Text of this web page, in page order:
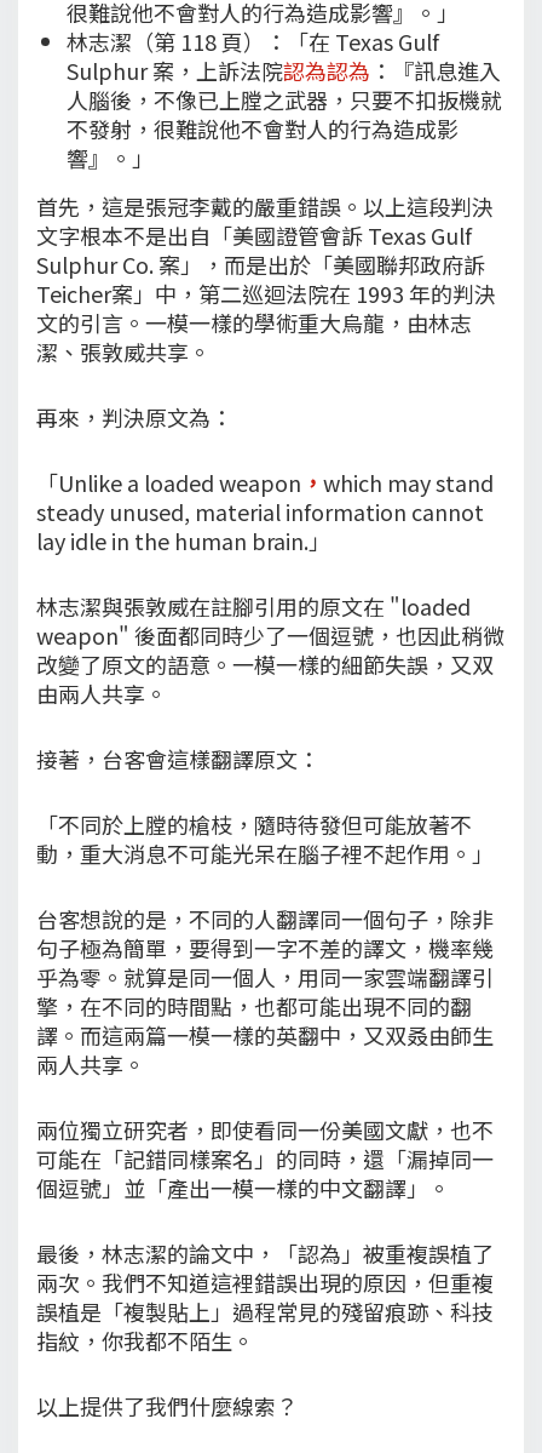
很難說他不會對人的行為造成影響』。」
林志潔（第 118 頁）：「在 Texas Gulf
Sulphur 案，上訴法院認為認為 ：『訊息進入
人腦後，不像已上膛之武器，只要不扣扳機就
不發射，很難說他不會對人的行為造成影
響』。」
首先，這是張冠李戴的嚴重錯誤。以上這段判決
文字根本不是出自「美國證管會訴 Texas Gulf
Sulphur Co. 案」，而是出於「美國聯邦政府訴
Teicher案」中，第二巡迴法院在 1993 年的判決
文的引言。一模一樣的學術重大烏龍，由林志
潔、張敦威共享。
再來，判決原文為：
「Unlike a loaded weapon ， which may stand
steady unused, material information cannot
lay idle in the human brain.」
林志潔與張敦威在註腳引用的原文在 "loaded
weapon" 後面都同時少了一個逗號，也因此稍微
改變了原文的語意。一模一樣的細節失誤，又双
由兩人共享。
接著，台客會這樣翻譯原文：
「不同於上膛的槍枝，隨時待發但可能放著不
動，重大消息不可能光呆在腦子裡不起作用。」
台客想說的是，不同的人翻譯同一個句子，除非
句子極為簡單，要得到一字不差的譯文，機率幾
乎為零。就算是同一個人，用同一家雲端翻譯引
擎，在不同的時間點，也都可能出現不同的翻
譯。而這兩篇一模一樣的英翻中，又双叒由師生
兩人共享。
兩位獨立研究者，即使看同一份美國文獻，也不
可能在「記錯同樣案名」的同時，還「漏掉同一
個逗號」並「產出一模一樣的中文翻譯」。
最後，林志潔的論文中，「認為」被重複誤植了
兩次。我們不知道這裡錯誤出現的原因，但重複
誤植是「複製貼上」過程常見的殘留痕跡、科技
指紋，你我都不陌生。
以上提供了我們什麼線索？